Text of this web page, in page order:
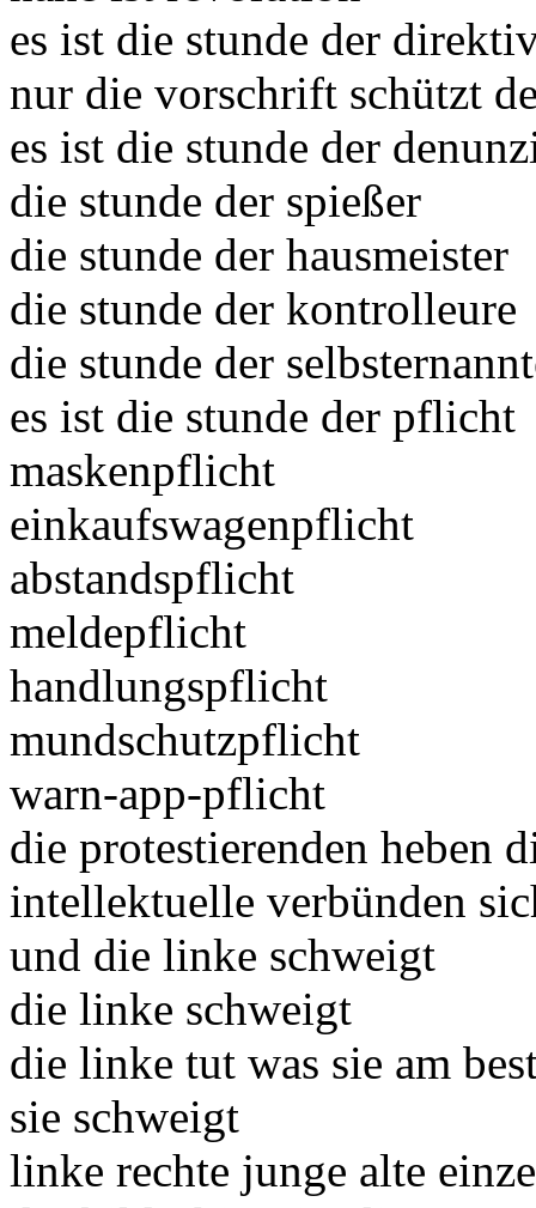
es ist die stunde der
nur die vorschrift schützt
es ist die stunde der
die stunde der spießer
die stunde der hausmeister
die stunde der kontrolleure
die stunde der
es ist die stunde der pflicht
maskenpflicht
einkaufswagenpflicht
abstandspflicht
meldepflicht
handlungspflicht
mundschutzpflicht
warn-app-pflicht
die protestierenden heben
intellektuelle verbünden
und die linke schweigt
die linke schweigt
die linke tut was sie am
sie schweigt
linke rechte junge alte